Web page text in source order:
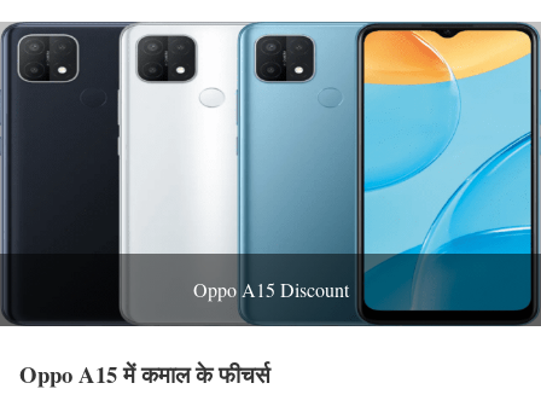
Oppo A15 Discount
Oppo A15 में कमाल के फीचर्स